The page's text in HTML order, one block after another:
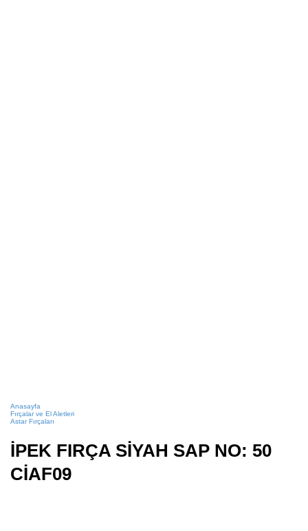
Anasayfa
Fırçalar ve El Aletleri
Astar Fırçaları
İPEK FIRÇA SİYAH SAP NO: 50
CİAF09